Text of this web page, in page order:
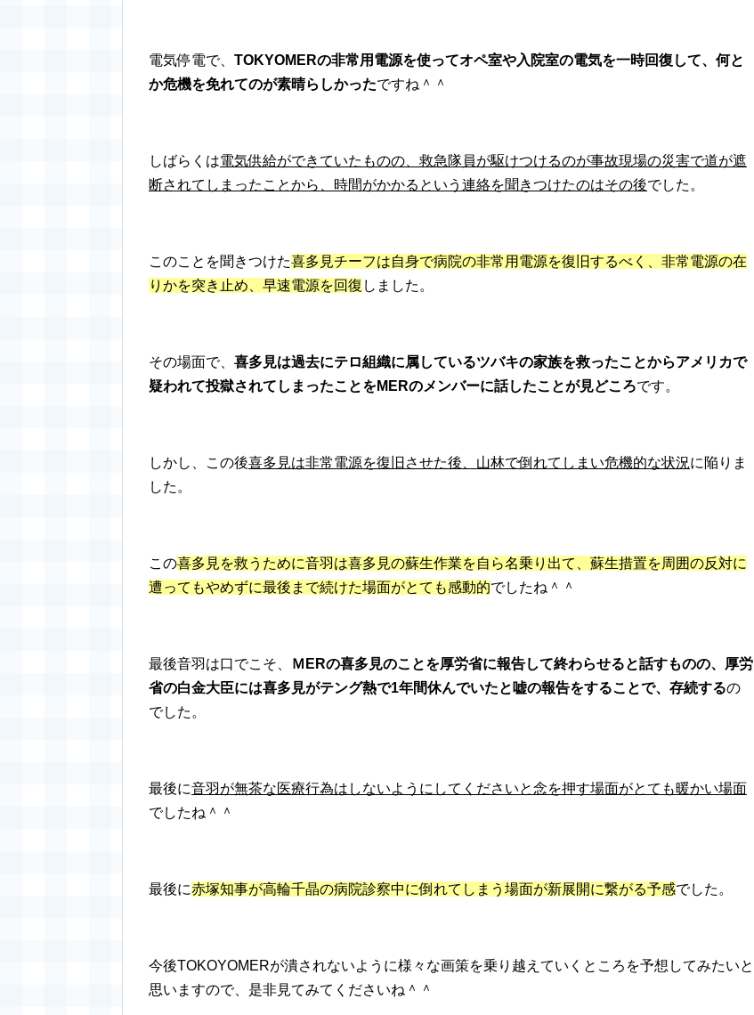
電気停電で、 TOKYOMERの非常用電源を使ってオペ室や入院室の電気を一時回復して、何と
か危機を免れてのが素晴らしかったですね＾＾
しばらくは電気供給ができていたものの、救急隊員が駆けつけるのが事故現場の災害で道が遮
断されてしまったことから、時間がかかるという連絡を聞きつけたのはその後でした。
このことを聞きつけた喜多見チーフは自身で病院の非常用電源を復旧するべく、非常電源の在
りかを突き止め、早速電源を回復 しました。
その場面で、 喜多見は過去にテロ組織に属しているツバキの家族を救ったことからアメリカで
疑われて投獄されてしまったことをMERのメンバーに話したことが見どころです。
しかし、この後喜多見は非常電源を復旧させた後、山林で倒れてしまい危機的な状況に陥りま
した。
この喜多見を救うために音羽は喜多見の蘇生作業を自ら名乗り出て、蘇生措置を周囲の反対に
遭ってもやめずに最後まで続けた場面がとても感動的でしたね＾＾
最後音羽は口でこそ、
ＭERの喜多見のことを厚労省に報告して終わらせると話すものの、厚労
省の白金大臣には喜多見がテング熱で1年間休んでいたと嘘の報告をすることで、存続するの
でした。
最後に音羽が無茶な医療行為はしないようにしてくださいと念を押す場面がとても暖かい場面
でしたね＾＾
最後に赤塚知事が高輪千晶の病院診察中に倒れてしまう場面が新展開に繋がる予感でした。
今後TOKOYOMERが潰されないように様々な画策を乗り越えていくところを予想してみたいと
思いますので、是非見てみてくださいね＾＾